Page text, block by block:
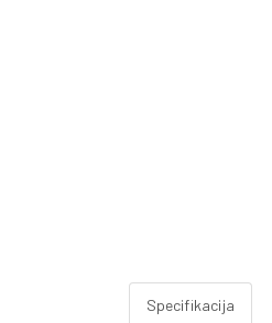
Specifikacija